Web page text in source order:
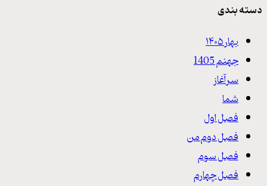
دسته بندی
بهار ۱۴۰۵
جهنم 1405
سرآغاز
شما
فصل اول
فصل دوم من
فصل سوم
فصل چهارم